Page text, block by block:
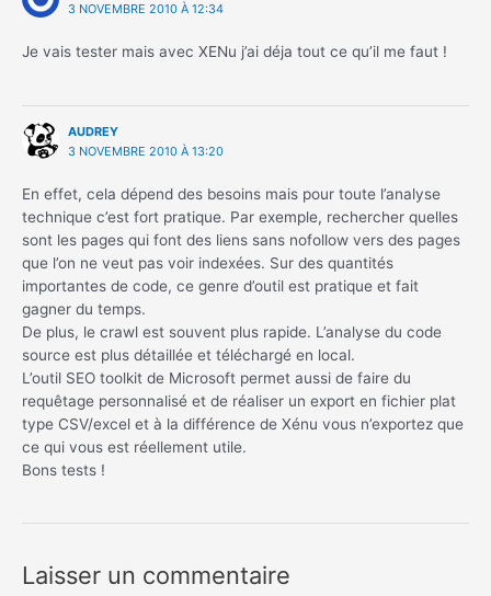
3 NOVEMBRE 2010 À 12:34
Je vais tester mais avec XENu j’ai déja tout ce qu’il me faut !
AUDREY
3 NOVEMBRE 2010 À 13:20
En effet, cela dépend des besoins mais pour toute l’analyse
technique c’est fort pratique. Par exemple, rechercher quelles
sont les pages qui font des liens sans nofollow vers des pages
que l’on ne veut pas voir indexées. Sur des quantités
importantes de code, ce genre d’outil est pratique et fait
gagner du temps.
De plus, le crawl est souvent plus rapide. L’analyse du code
source est plus détaillée et téléchargé en local.
L’outil SEO toolkit de Microsoft permet aussi de faire du
requêtage personnalisé et de réaliser un export en fichier plat
type CSV/excel et à la différence de Xénu vous n’exportez que
ce qui vous est réellement utile.
Bons tests !
Laisser un commentaire